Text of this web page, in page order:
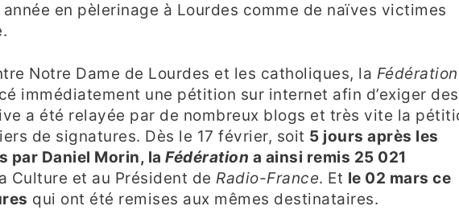
en pèlerinage à Lourdes comme de naïves victimes
Notre Dame de Lourdes et les catholiques, la Fédération
immédiatement une pétition sur internet afin d’exiger des
a été relayée par de nombreux blogs et très vite la
de signatures. Dès le 17 février, soit 5 jours après les
par Daniel Morin, laFédération a ainsi remis 25 021
Culture et au Président deRadio-France. Et le 02 mars ce
qui ont été remises aux mêmes destinataires.